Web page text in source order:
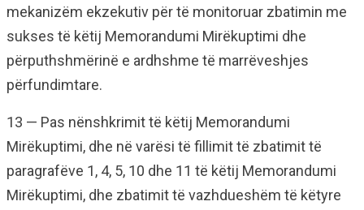
mekanizëm ekzekutiv për të monitoruar zbatimin me
sukses të këtij Memorandumi Mirëkuptimi dhe
përputhshmërinë e ardhshme të marrëveshjes
përfundimtare.
13 — Pas nënshkrimit të këtij Memorandumi
Mirëkuptimi, dhe në varësi të fillimit të zbatimit të
paragrafëve 1, 4, 5, 10 dhe 11 të këtij Memorandumi
Mirëkuptimi, dhe zbatimit të vazhdueshëm të këtyre